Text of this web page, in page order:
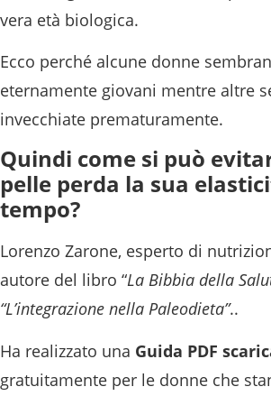
vera età biologica.
Ecco perché alcune donne
eternamente giovani mentre altre
invecchiate prematuramente.
Quindi come si può
pelle perda la sua
tempo?
Lorenzo Zarone, esperto di
autore del libro “La Bibbia della
“L’integrazione nella Paleodieta”..
Ha realizzato una Guida PDF
gratuitamente per le donne che